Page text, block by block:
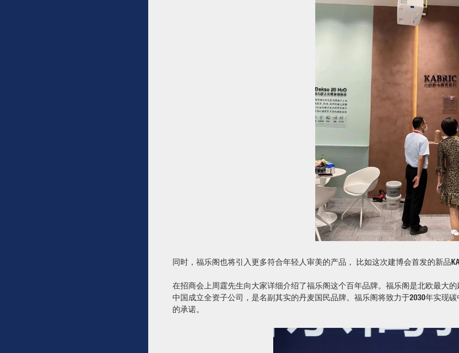
同时，福乐阁也将引入更多符合年轻人审美的产品， 比如这次建博会首发的新品
在招商会上周霆先生向大家详细介绍了福乐阁这个百年品牌。福乐阁是北欧最大
中国成立全资子公司，是名副其实的丹麦国民品牌。福乐阁将致力于2030年实现
的承诺。